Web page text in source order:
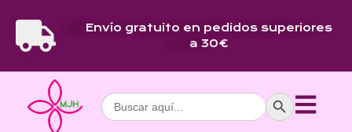
Envío gratuito en pedidos superiores
a 30€
Buscar: Botón de